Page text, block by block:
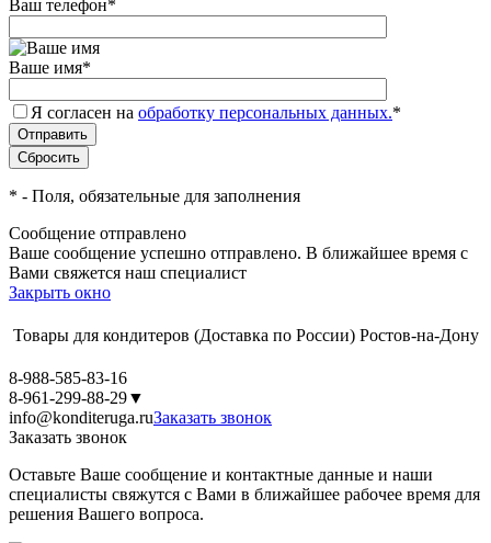
Ваш телефон*
Ваше имя*
Я согласен на обработку персональных данных.*
* - Поля, обязательные для заполнения
Сообщение отправлено
Ваше сообщение успешно отправлено. В ближайшее время с
Вами свяжется наш специалист
Закрыть окно
Товары для кондитеров (Доставка по России) Ростов-на-Дону
8-988-585-83-16
8-961-299-88-29▼
info@konditeruga.ruЗаказать звонок
Заказать звонок
Оставьте Ваше сообщение и контактные данные и наши
специалисты свяжутся с Вами в ближайшее рабочее время для
решения Вашего вопроса.